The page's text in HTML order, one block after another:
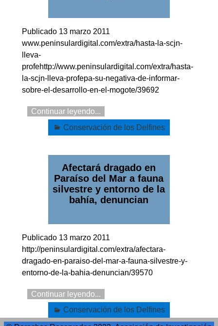
Publicado 13 marzo 2011
www.peninsulardigital.com/extra/hasta-la-scjn-
lleva-
profehttp://www.peninsulardigital.com/extra/hasta-
la-scjn-lleva-profepa-su-negativa-de-informar-
sobre-el-desarrollo-en-el-mogote/39692
Continuar leyendo...
Conservación de los Delfines
Afectará dragado en
Paraíso del Mar a fauna
silvestre y entorno de la
bahía, denuncian
Publicado 13 marzo 2011
http://peninsulardigital.com/extra/afectara-
dragado-en-paraiso-del-mar-a-fauna-silvestre-y-
entorno-de-la-bahia-denuncian/39570
Continuar leyendo...
Conservación de los Delfines